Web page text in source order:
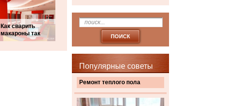
Популярные советы
Ремонт теплого пола
Как сварить
макароны так